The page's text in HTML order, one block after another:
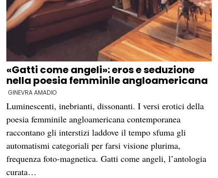
«Gatti come angeli»: eros e seduzione
nella poesia femminile angloamericana
GINEVRA AMADIO
Luminescenti, inebrianti, dissonanti. I versi erotici della
poesia femminile angloamericana contemporanea
raccontano gli interstizi laddove il tempo sfuma gli
automatismi categoriali per farsi visione plurima,
frequenza foto-magnetica. Gatti come angeli, l’antologia
curata…